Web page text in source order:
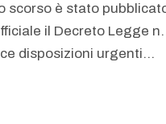
scorso è stato
il Decreto Legge n.
disposizioni urgenti...